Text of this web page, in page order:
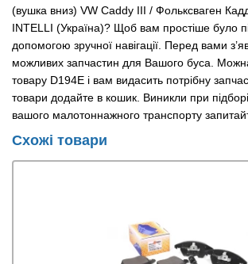
(вушка вниз) VW Caddy III / Фольксваген
INTELLI (Україна)? Щоб вам простіше було
допомогою зручної навігації. Перед вами
можливих запчастин для Вашого буса.
товару D194E і вам видасить потрібну
товари додайте в кошик. Виникли при
вашого малотоннажного транспорту
Схожі товари